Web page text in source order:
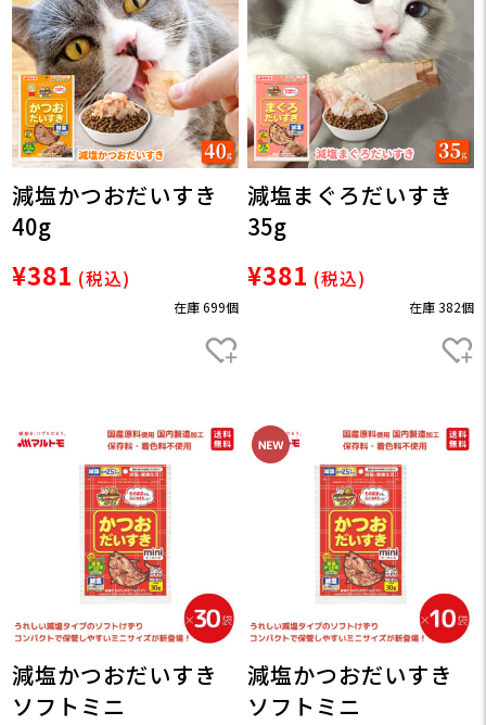
減塩かつおだいすき
40g
¥381 (税込)
在庫 699個
減塩まぐろだいすき
35g
¥381 (税込)
在庫 382個
減塩かつおだいすき
ソフトミニ
減塩かつおだいすき
ソフトミニ